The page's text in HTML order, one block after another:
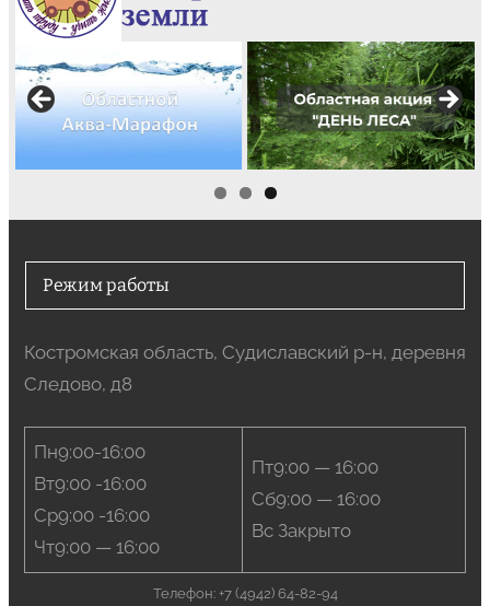
Режим работы
Костромская область, Судиславский р-н, деревня
Следово, д8
Пн9:00-16:00
Вт9:00 -16:00
Ср9:00 -16:00
Чт9:00 — 16:00
Пт9:00 — 16:00
Сб9:00 — 16:00
Вс Закрыто
Телефон: +7 (4942) 64-82-94